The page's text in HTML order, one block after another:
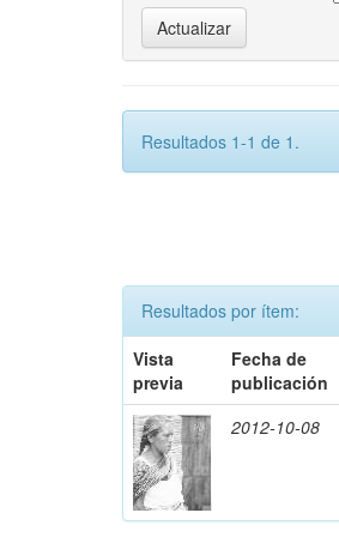
Resultados 1-1 de 1.
Resultados por ítem:
Vista
previa
Fecha de
publicación
2012-10-08